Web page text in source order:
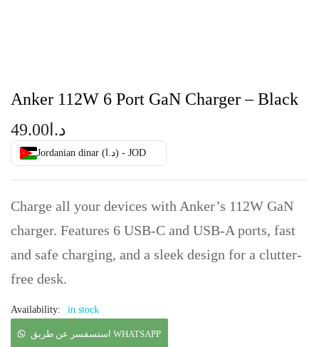
Anker 112W 6 Port GaN Charger – Black
د.ا 49.00
Jordanian dinar (د.ا) - JOD
Charge all your devices with Anker’s 112W GaN
charger. Features 6 USB-C and USB-A ports, fast
and safe charging, and a sleek design for a clutter-
free desk.
Availability: in stock
استسفسر عن طريق WHATSAPP